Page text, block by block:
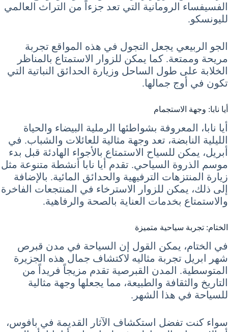
الفسيفساء الرومانية التي تعد جزءاً من التراث العالمي
لليونسكو.
الجو الربيعي يجعل التجول في هذه المواقع تجربة
مريحة وممتعة. كما يمكن للزوار الاستمتاع بالمناظر
الخلابة على طول الساحل وزيارة الحدائق النباتية التي
تكون في أوج جمالها.
أيا نابا: وجهة الاستجمام
أيا نابا، المعروفة بشواطئها الرملية البيضاء والحياة
الليلية النابضة، تعد وجهة مثالية للعائلات والشباب. في
أبريل، يمكن للسياح الاستمتاع بالأجواء الهادئة قبل بدء
موسم الذروة السياحي. تقدم أيا نابا أنشطة متنوعة مثل
زيارة المنتزهات الترفيهية والحدائق المائية. بالإضافة
إلى ذلك، يمكن للزوار الاسترخاء في المنتجعات الفاخرة
والاستمتاع بخدمات العناية بالصحة والرفاهية.
الختام: تجربة سياحية متميزة
في الختام، يمكن القول إن السياحة في مدن قبرص
شهر ابريل تجربة مثاليه لاكتشاف جمال هذه الجزيرة
المتوسطية. المدن القبرصية تقدم مزيجاً فريداً من
التاريخ والثقافة والطبيعة، مما يجعلها وجهة مثالية
للسياحة في هذا الشهر.
سواء كنت تفضل استكشاف الآثار القديمة في بافوس،